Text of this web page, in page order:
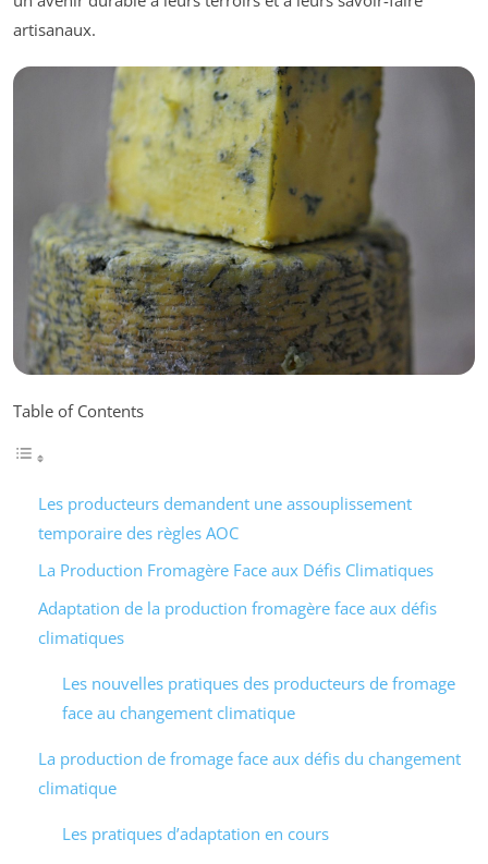
artisanaux.
Table of Contents
Les producteurs demandent une assouplissement
temporaire des règles AOC
La Production Fromagère Face aux Défis Climatiques
Adaptation de la production fromagère face aux défis
climatiques
Les nouvelles pratiques des producteurs de fromage
face au changement climatique
La production de fromage face aux défis du changement
climatique
Les pratiques d’adaptation en cours